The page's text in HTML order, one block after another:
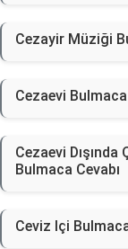
Cezayir Müziği
Cezaevi Bulmaca
Cezaevi
Bulmaca Cevabı
Ceviz Içi